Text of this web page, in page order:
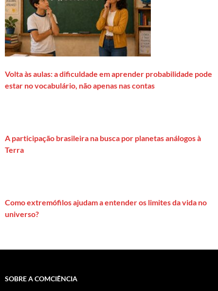
Volta às aulas: a dificuldade em aprender probabilidade pode
estar no vocabulário, não apenas nas contas
A participação brasileira na busca por planetas análogos à
Terra
Como extremófilos ajudam a entender os limites da vida no
universo?
SOBRE A COMCIÊNCIA